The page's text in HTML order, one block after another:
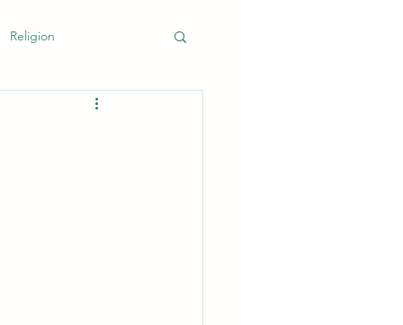
Religion